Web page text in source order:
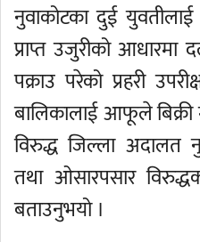
नुवाकोटका दुई
प्राप्त उजुरीको आधारमा
पक्राउ परेको प्रहरी
बालिकालाई आफूले
विरुद्ध जिल्ला अदालत
तथा ओसारपसार
बताउनुभयो ।